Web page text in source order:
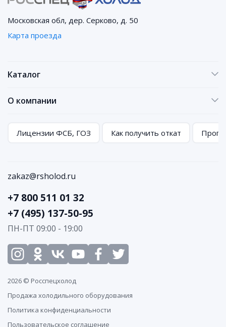
Московская обл, дер. Серково, д. 50
Карта проезда
Каталог
О компании
Лицензии ФСБ, ГОЗ Как получить откат
zakaz@rsholod.ru
+7 800 511 01 32
+7 (495) 137-50-95
ПН-ПТ 09:00 - 19:00
2026 © Росспецхолод
Продажа холодильного оборудования
Политика конфиденциальности
Пользовательское соглашение